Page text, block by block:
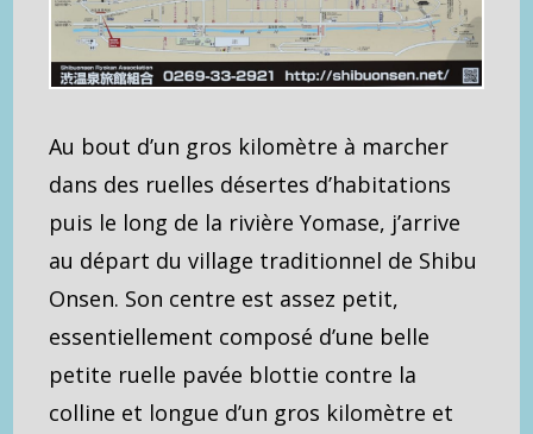
Au bout d’un gros kilomètre à marcher
dans des ruelles désertes d’habitations
puis le long de la rivière Yomase, j’arrive
au départ du village traditionnel de Shibu
Onsen. Son centre est assez petit,
essentiellement composé d’une belle
petite ruelle pavée blottie contre la
colline et longue d’un gros kilomètre et